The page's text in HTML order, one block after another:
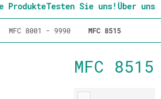
ProdukteTesten Sie uns!Über uns
MFC 8001 - 9990 MFC 8515
MFC 8515